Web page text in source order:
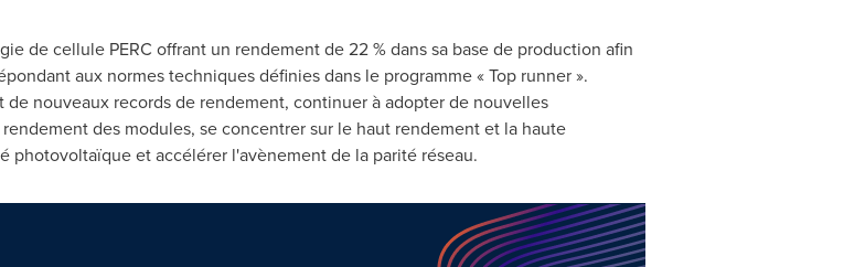
de cellule PERC offrant un rendement de 22 % dans sa base de production afin
aux normes techniques définies dans le programme « Top runner ».
de nouveaux records de rendement, continuer à adopter de nouvelles
des modules, se concentrer sur le haut rendement et la haute
photovoltaïque et accélérer l'avènement de la parité réseau.